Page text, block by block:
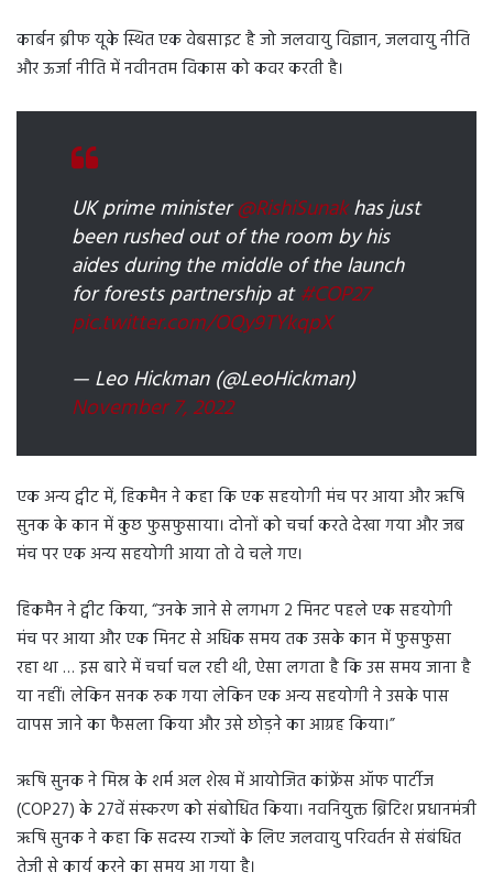
कार्बन ब्रीफ यूके स्थित एक वेबसाइट है जो जलवायु विज्ञान, जलवायु नीति
और ऊर्जा नीति में नवीनतम विकास को कवर करती है।
UK prime minister@RishiSunakhas just
been rushed out of the room by his
aides during the middle of the launch
for forests partnership at#COP27
pic.twitter.com/OQy9TYkqpX
— Leo Hickman (@LeoHickman)
November 7, 2022
एक अन्य ट्वीट में, हिकमैन ने कहा कि एक सहयोगी मंच पर आया और ऋषि
सुनक के कान में कुछ फुसफुसाया। दोनों को चर्चा करते देखा गया और जब
मंच पर एक अन्य सहयोगी आया तो वे चले गए।
हिकमैन ने ट्वीट किया, “उनके जाने से लगभग 2 मिनट पहले एक सहयोगी
मंच पर आया और एक मिनट से अधिक समय तक उसके कान में फुसफुसा
रहा था … इस बारे में चर्चा चल रही थी, ऐसा लगता है कि उस समय जाना है
या नहीं। लेकिन सनक रुक गया लेकिन एक अन्य सहयोगी ने उसके पास
वापस जाने का फैसला किया और उसे छोड़ने का आग्रह किया।”
ऋषि सुनक ने मिस्र के शर्म अल शेख में आयोजित कांफ्रेंस ऑफ पार्टीज
(COP27) के 27वें संस्करण को संबोधित किया। नवनियुक्त ब्रिटिश प्रधानमंत्री
ऋषि सुनक ने कहा कि सदस्य राज्यों के लिए जलवायु परिवर्तन से संबंधित
तेजी से कार्य करने का समय आ गया है।